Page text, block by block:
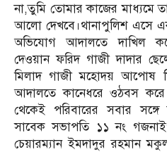
না,তুমি তোমার কাজের মাধ্যমে
আলো দেখবে।থানাপুলিশ এসে
অভিযোগ আদালতে দাখিল
দেওয়ান ফরিদ গাজী দাদার
মিলাদ গাজী মহোদয় আপোষ
আদালতে কানেধরে ওঠবস করে
থেকেই পরিবারের সবার
সাবেক সভাপতি ১১ নং
চেয়ারম্যান ইমদাদুর রহমান